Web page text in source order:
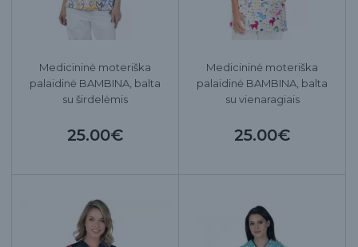
Medicininė moteriška
palaidinė BAMBINA, balta
su širdelėmis
25.00€
Medicininė moteriška
palaidinė BAMBINA, balta
su vienaragiais
25.00€